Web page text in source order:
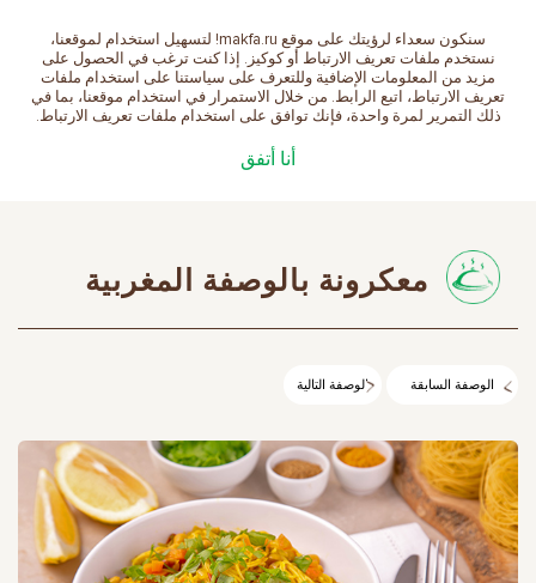
سنكون سعداء لرؤيتك على موقع makfa.ru! لتسهيل استخدام لموقعنا،
نستخدم ملفات تعريف الارتباط أو كوكيز. إذا كنت ترغب في الحصول على
مزيد من المعلومات الإضافية وللتعرف على سياستنا على استخدام ملفات
تعريف الارتباط، اتبع الرابط. من خلال الاستمرار في استخدام موقعنا، بما في
ذلك التمرير لمرة واحدة، فإنك توافق على استخدام ملفات تعريف الارتباط.
أنا أتفق
العربية
الوصفات
معكرونة بالوصفة المغربية
الوصفة السابقة الوصفة التالية